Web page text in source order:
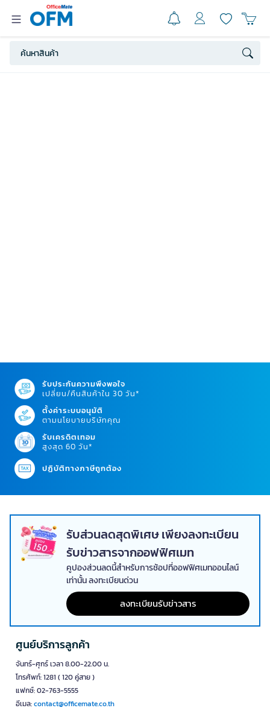
รับประกันความพึงพอใจ
เปลี่ยน/คืนสินค้าใน 30 วัน*
ตั้งค่าระบบอนุมัติ
ตามนโยบายบริษัทคุณ
รับเครดิตเทอม
สูงสุด 60 วัน*
ปฏิบัติทางภาษีถูกต้อง
รับส่วนลดสุดพิเศษ เพียงลงทะเบียน
รับข่าวสารจากออฟฟิศเมท
คูปองส่วนลดนี้สำหรับการช้อปที่ออฟฟิศเมทออนไลน์
เท่านั้น ลงทะเบียนด่วน
ลงทะเบียนรับข่าวสาร
ศูนย์บริการลูกค้า
จันทร์-ศุกร์ เวลา 8.00-22.00 น.
โทรศัพท์: 1281 ( 120 คู่สาย )
แฟกซ์: 02-763-5555
อีเมล:contact@officemate.co.th